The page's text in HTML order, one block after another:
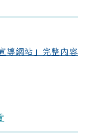
導網站」完整內容